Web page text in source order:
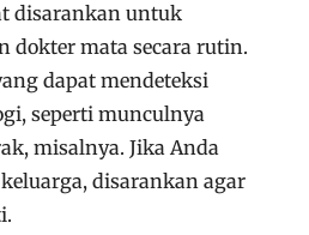
disarankan untuk
dokter mata secara rutin.
dapat mendeteksi
seperti munculnya
misalnya. Jika Anda
disarankan agar